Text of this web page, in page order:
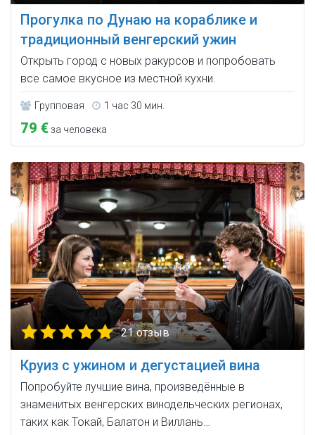
Прогулка по Дунаю на кораблике и
традиционный венгерский ужин
Открыть город с новых ракурсов и попробовать
все самое вкусное из местной кухни.
Групповая 1 час 30 мин.
79 €за человека
21 отзыв
Круиз с ужином и дегустацией вина
Попробуйте лучшие вина, произведённые в
знаменитых венгерских винодельческих регионах,
таких как Токай, Балатон и Виллань…